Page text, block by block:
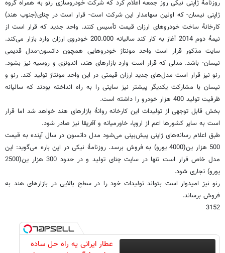
روزنامۀ ژاپنی نیکی روز جمعه اعلام کرد که شرکت خودروسازی رنو به همراه گروه
ژاپنی نیسان- که اولین سهامدار این شرکت است- قرار است در چنای(جنوب هند)
کارخانۀ ساخت خودروهای ارزان قیمت تأسیس کنند. واحد جدید که قرار است از
نیمۀ دوم 2014 آغاز به کار کند سالیانه 200.000 خودروی ارزان وارد بازار می‌کند.
سایت مذکور قرار است واحد مونتاژ خودروهایی همچون داتسون-مدل قدیمی
نیسان- باشد. مدلی که قرار است وارد بازارهای هند، اندونزی و روسیه نیز بشود.
رنو نیز قرار است مدل‌های جدید ارزان قیمتی در این واحد مونتاژ تولید کند. رنو و
نیسان با مشارکت یکدیگر پیشتر نیز سایتی را به راه انداخته بودند که سالیانه
ظرفیت تولید 400 هزار خودرو را داشته است.
بخش قابل توجهی از تولیدات این کارخانه روانۀ بازارهای هند خواهد شد اما قرار
است به سایر کشورها اعم از اروپا، خاورمیانه و آفریقا نیز صادر شود.
طبق اعلام رسانه‌های ژاپنی پیش‌بینی می‌شود مدل داتسون در سال آینده به قیمت
500 هزار ین(4000 یورو) به فروش برسد. روزنامۀ نیکی در این باره می‌گوید: این
مدل خاص قرار است تنها در سایت چنای تولید و در حدود 300 هزار ین(2500
یورو) تجاری شود.
رنو نیز امیدوار است بتواند تولیدات خود را در سطح بالایی در بازارهای هند به
فروش برساند.
3152
عطار ایرانی یه راه حل ساده